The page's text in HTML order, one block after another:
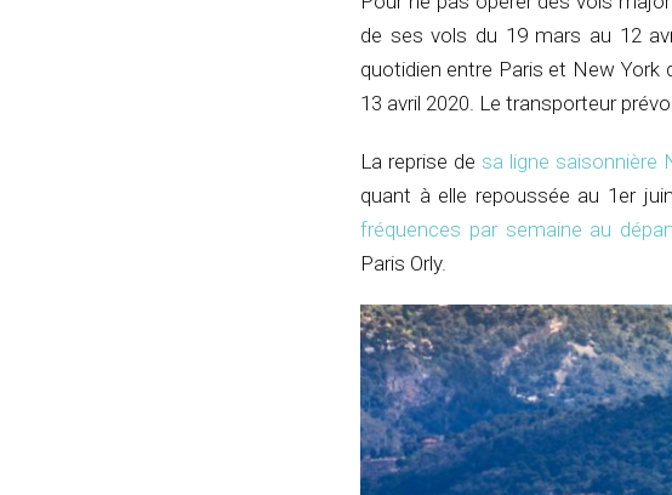
de ses vols du 19 mars au 12
quotidien entre Paris et New York
13 avril 2020. Le transporteur
La reprise de sa ligne saisonnière
quant à elle repoussée au 1er
fréquences par semaine au
Paris Orly.